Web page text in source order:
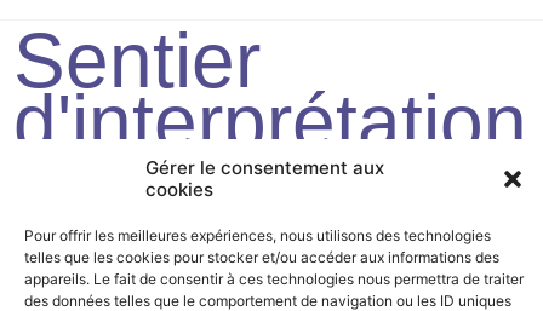
Gérer le consentement aux
cookies
Pour offrir les meilleures expériences, nous utilisons des technologies
telles que les cookies pour stocker et/ou accéder aux informations des
appareils. Le fait de consentir à ces technologies nous permettra de traiter
des données telles que le comportement de navigation ou les ID uniques
Sentier
d'interprétation
le fil de la
Drôme
Sur_le_Fil_de_la_Drôme